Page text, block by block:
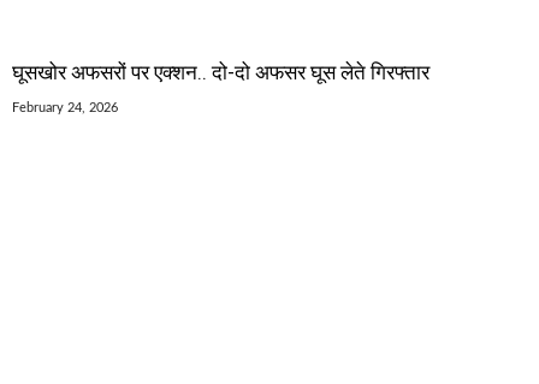
घूसखोर अफसरों पर एक्शन.. दो-दो अफसर घूस लेते गिरफ्तार
February 24, 2026